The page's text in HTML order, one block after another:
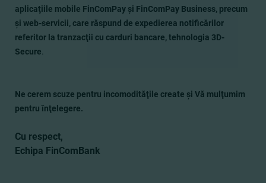
aplicaţiile mobile FinComPay şi FinComPay Business, precum
şi web-servicii, care răspund de expedierea notificărilor
referitor la tranzacţii cu carduri bancare, tehnologia 3D-
Secure
Ne cerem scuze pentru incomodităţile create şi Vă mulţumim
pentru înţelegere.
Cu respect,
Echipa FinComBank